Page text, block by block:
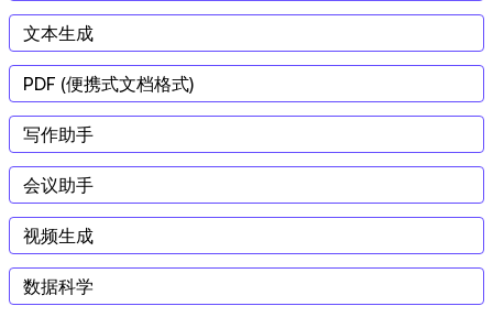
文本生成
PDF (便携式文档格式)
写作助手
会议助手
视频生成
数据科学